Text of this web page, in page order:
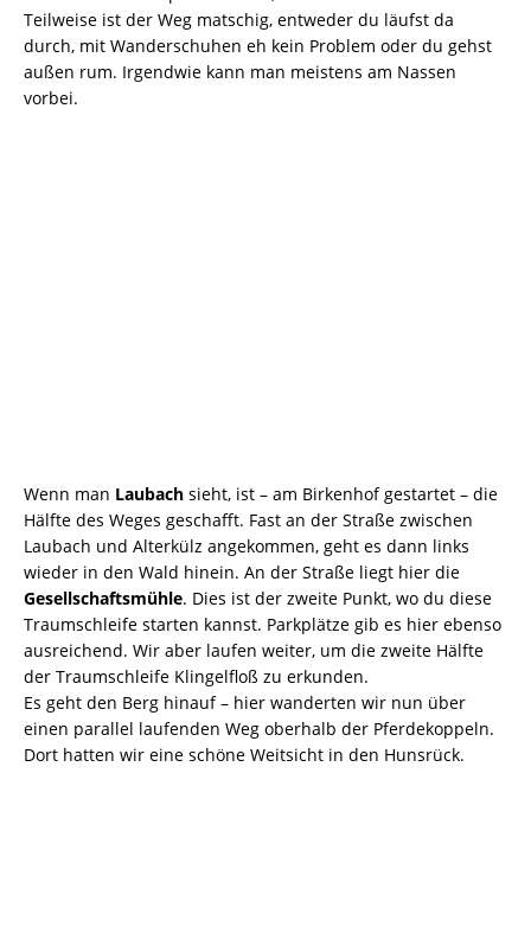
Teilweise ist der Weg matschig, entweder du läufst da
durch, mit Wanderschuhen eh kein Problem oder du gehst
außen rum. Irgendwie kann man meistens am Nassen
vorbei.
Wenn man Laubach sieht, ist – am Birkenhof gestartet – die
Hälfte des Weges geschafft. Fast an der Straße zwischen
Laubach und Alterkülz angekommen, geht es dann links
wieder in den Wald hinein. An der Straße liegt hier die
Gesellschaftsmühle. Dies ist der zweite Punkt, wo du diese
Traumschleife starten kannst. Parkplätze gib es hier ebenso
ausreichend. Wir aber laufen weiter, um die zweite Hälfte
der Traumschleife Klingelfloß zu erkunden.
Es geht den Berg hinauf – hier wanderten wir nun über
einen parallel laufenden Weg oberhalb der Pferdekoppeln.
Dort hatten wir eine schöne Weitsicht in den Hunsrück.